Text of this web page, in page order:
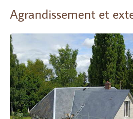
Agrandissement et